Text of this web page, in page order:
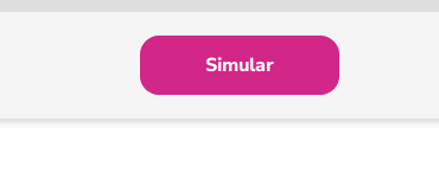
Simular